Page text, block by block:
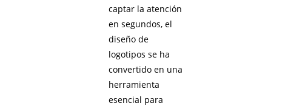
captar la atención
en segundos, el
diseño de
logotipos se ha
convertido en una
herramienta
esencial para